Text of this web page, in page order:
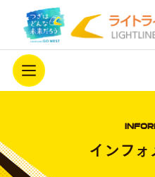
駅西側延伸
インフォ